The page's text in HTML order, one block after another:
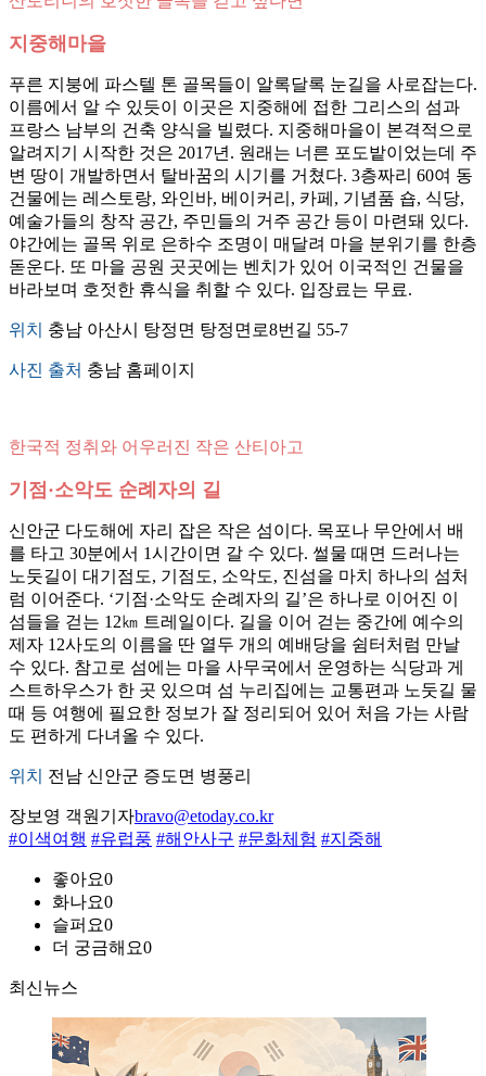
지중해마을
푸른 지붕에 파스텔 톤 골목들이 알록달록 눈길을 사로잡는다.
이름에서 알 수 있듯이 이곳은 지중해에 접한 그리스의 섬과
프랑스 남부의 건축 양식을 빌렸다. 지중해마을이 본격적으로
알려지기 시작한 것은 2017년. 원래는 너른 포도밭이었는데 주
변 땅이 개발하면서 탈바꿈의 시기를 거쳤다. 3층짜리 60여 동
건물에는 레스토랑, 와인바, 베이커리, 카페, 기념품 숍, 식당,
예술가들의 창작 공간, 주민들의 거주 공간 등이 마련돼 있다.
야간에는 골목 위로 은하수 조명이 매달려 마을 분위기를 한층
돋운다. 또 마을 공원 곳곳에는 벤치가 있어 이국적인 건물을
바라보며 호젓한 휴식을 취할 수 있다. 입장료는 무료.
위치 충남 아산시 탕정면 탕정면로8번길 55-7
사진 출처 충남 홈페이지
한국적 정취와 어우러진 작은 산티아고
기점·소악도 순례자의 길
신안군 다도해에 자리 잡은 작은 섬이다. 목포나 무안에서 배
를 타고 30분에서 1시간이면 갈 수 있다. 썰물 때면 드러나는
노둣길이 대기점도, 기점도, 소악도, 진섬을 마치 하나의 섬처
럼 이어준다. ‘기점·소악도 순례자의 길’은 하나로 이어진 이
섬들을 걷는 12㎞ 트레일이다. 길을 이어 걷는 중간에 예수의
제자 12사도의 이름을 딴 열두 개의 예배당을 쉼터처럼 만날
수 있다. 참고로 섬에는 마을 사무국에서 운영하는 식당과 게
스트하우스가 한 곳 있으며 섬 누리집에는 교통편과 노둣길 물
때 등 여행에 필요한 정보가 잘 정리되어 있어 처음 가는 사람
도 편하게 다녀올 수 있다.
위치 전남 신안군 증도면 병풍리
장보영 객원기자bravo@etoday.co.kr
#이색여행 #유럽풍 #해안사구 #문화체험 #지중해
좋아요0
화나요0
슬퍼요0
더 궁금해요0
최신뉴스